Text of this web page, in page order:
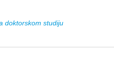
doktorskom studiju